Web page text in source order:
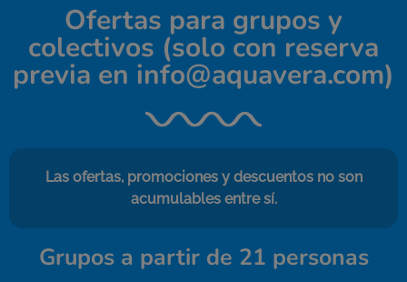
Ofertas para grupos y
colectivos (solo con reserva
previa en info@aquavera.com)
Las ofertas, promociones y descuentos no son
acumulables entre sí.
Grupos a partir de 21 personas